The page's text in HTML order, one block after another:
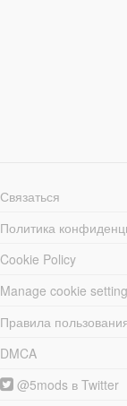
Связаться
Политика
Cookie Policy
Manage cookie
Правила
DMCA
@5mods в Twitter